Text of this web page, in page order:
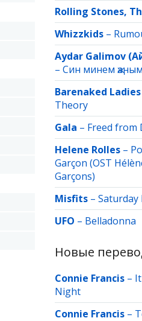
Rolling Stones,
Whizzkids –
Aydar Galimov
– Син минем
Barenaked Ladies
Theory
Gala – Freed from
Helene Rolles –
Garçon (OST
Garçons)
Misfits –
UFO – Belladonna
Новые
Connie Francis –
Night
Connie Francis –